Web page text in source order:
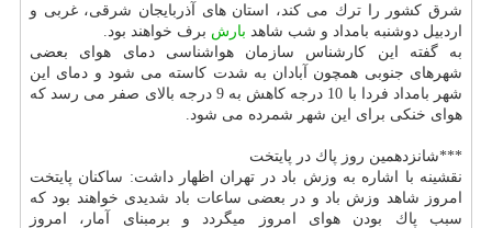
شرق كشور را ترك می كند، استان های آذربایجان شرقی، غربی و
اردبیل دوشنبه بامداد و شب شاهد بارش برف خواهند بود.
به گفته این كارشناس سازمان هواشناسی دمای هوای بعضی
شهرهای جنوبی همچون آبادان به شدت كاسته می شود و دمای این
شهر بامداد فردا با 10 درجه كاهش به 9 درجه بالای صفر می رسد كه
هوای خنكی برای این شهر شمرده می شود.
***شانزدهمین روز پاك در پایتخت
نقشینه با اشاره به وزش باد در تهران اظهار داشت: ساكنان پایتخت
امروز شاهد وزش باد و در بعضی ساعات باد شدیدی خواهند بود كه
سبب پاك بودن هوای امروز میگردد و برمبنای آمار، امروز